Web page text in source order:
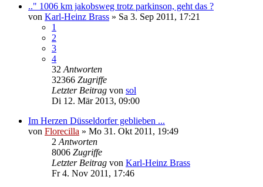
.." 1006 km jakobsweg trotz parkinson, geht das ?
von Karl-Heinz Brass » Sa 3. Sep 2011, 17:21
1
2
3
4
32 Antworten
32366 Zugriffe
Letzter Beitrag von sol
Di 12. Mär 2013, 09:00
Im Herzen Düsseldorfer geblieben ...
von Florecilla » Mo 31. Okt 2011, 19:49
2 Antworten
8006 Zugriffe
Letzter Beitrag von Karl-Heinz Brass
Fr 4. Nov 2011, 17:46